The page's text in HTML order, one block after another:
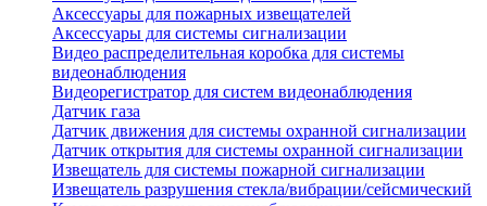
Аксессуары для пожарных извещателей
Аксессуары для системы сигнализации
Видео распределительная коробка для системы
видеонаблюдения
Видеорегистратор для систем видеонаблюдения
Датчик газа
Датчик движения для системы охранной сигнализации
Датчик открытия для системы охранной сигнализации
Извещатель для системы пожарной сигнализации
Извещатель разрушения стекла/вибрации/сейсмический